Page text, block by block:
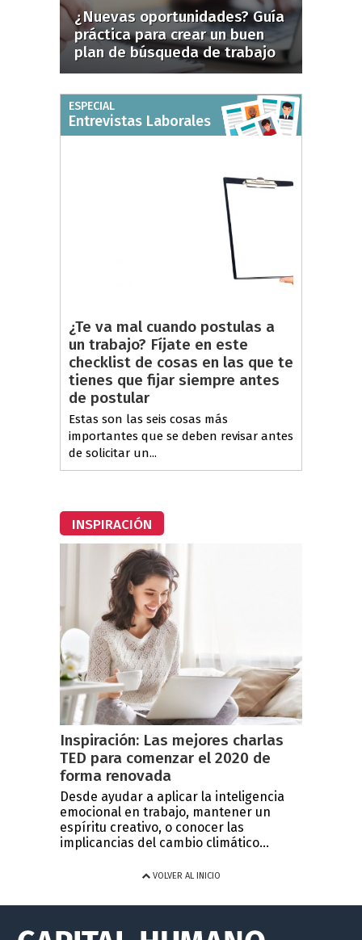
¿Nuevas oportunidades? Guía
práctica para crear un buen
plan de búsqueda de trabajo
ESPECIAL
Entrevistas Laborales
¿Te va mal cuando postulas a
un trabajo? Fíjate en este
checklist de cosas en las que te
tienes que fijar siempre antes
de postular
Estas son las seis cosas más
importantes que se deben revisar antes
de solicitar un...
INSPIRACIÓN
Inspiración: Las mejores charlas
TED para comenzar el 2020 de
forma renovada
Desde ayudar a aplicar la inteligencia
emocional en trabajo, mantener un
espíritu creativo, o conocer las
implicancias del cambio climático...
VOLVER AL INICIO